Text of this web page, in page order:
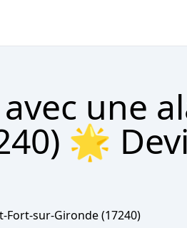
une
🌟
Fort-sur-Gironde(17240)